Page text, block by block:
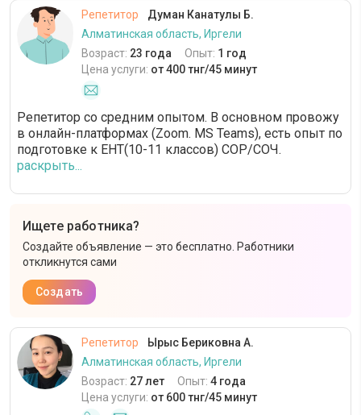
Репетитор
Думан Канатулы Б.
Алматинская область, Иргели
Возраст: 23 года Опыт: 1 год
Цена услуги: от 400 тнг/45 минут
Репетитор со средним опытом. В основном провожу
в онлайн-платформах (Zoom. MS Teams), есть опыт по
подготовке к ЕНТ(10-11 классов) СОР/СОЧ.
раскрыть...
Ищете работника?
Создайте объявление — это бесплатно. Работники
откликнутся сами
Создать
Репетитор
Ырыс Бериковна А.
Алматинская область, Иргели
Возраст: 27 лет Опыт: 4 года
Цена услуги: от 600 тнг/45 минут